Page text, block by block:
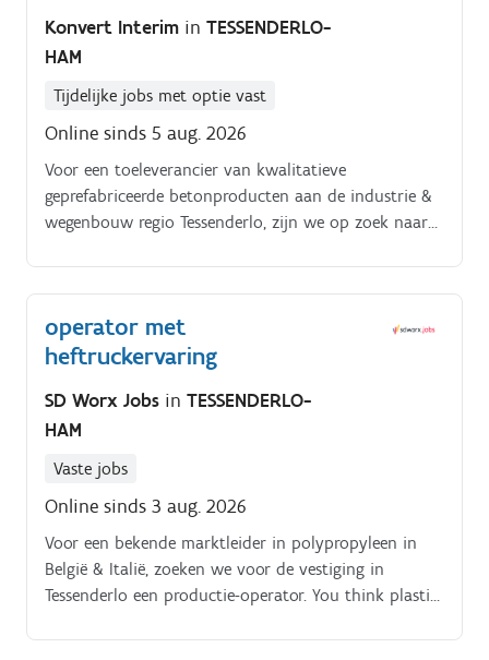
Konvert Interim in TESSENDERLO-
HAM
Tijdelijke jobs met optie vast
Online sinds 5 aug. 2026
Voor een toeleverancier van kwalitatieve
geprefabriceerde betonproducten aan de industrie &
wegenbouw regio Tessenderlo, zijn we op zoek naar
waterbehandeling en bestrating is de firma
betrokken bij de meest uiteenlopende
infrastructuurprojecten in België.
operator met
heftruckervaring
SD Worx Jobs in TESSENDERLO-
HAM
Vaste jobs
Online sinds 3 aug. 2026
Voor een bekende marktleider in polypropyleen in
België & Italië, zoeken we voor de vestiging in
Tessenderlo een productie-operator. You think plastic
bedienen van een extrusie-compounding installatie